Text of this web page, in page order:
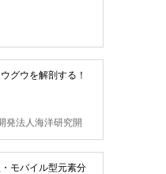
グウを解剖する！
発法人海洋研究開
モバイル型元素分